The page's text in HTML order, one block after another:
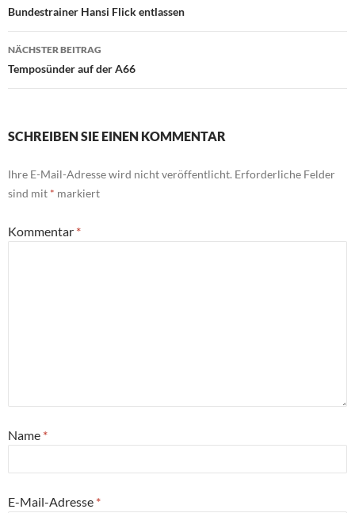
Bundestrainer Hansi Flick entlassen
NÄCHSTER BEITRAG
Temposünder auf der A66
SCHREIBEN SIE EINEN KOMMENTAR
Ihre E-Mail-Adresse wird nicht veröffentlicht. Erforderliche Felder
sind mit * markiert
Kommentar *
Name *
E-Mail-Adresse *